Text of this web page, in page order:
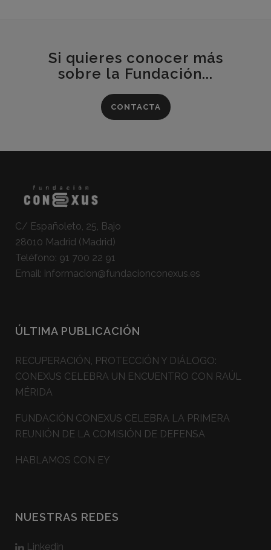
Si quieres conocer más
sobre la Fundación...
CONTACTA
C/ Españoleto, 25, Bajo
28010 Madrid (Madrid)
Teléfono: 91 700 22 91
Email: informacion@fundacionconexus.es
ÚLTIMA PUBLICACIÓN
RECUPERACIÓN, PROTECCIÓN Y DIÁLOGO:
CONEXUS CELEBRA UN ENCUENTRO CON RAÚL
MÉRIDA
FUNDACIÓN CONEXUS CELEBRA LA PRIMERA
REUNIÓN DE LA COMISIÓN DE DEFENSA
HABLAMOS CON EY
NUESTRAS REDES
Linkedin